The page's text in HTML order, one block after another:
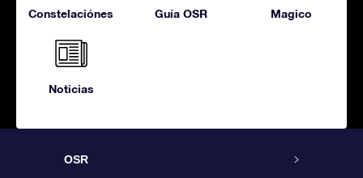
Constelaciónes Guía OSR Magico
Noticias
OSR